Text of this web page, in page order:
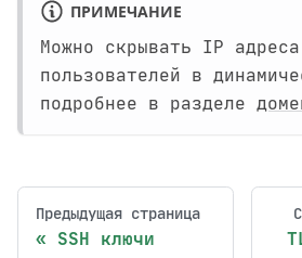
ПРИМЕЧАНИЕ
Можно скрывать IP адреса
пользователей в
подробнее в разделе
Предыдущая страница
SSH ключи